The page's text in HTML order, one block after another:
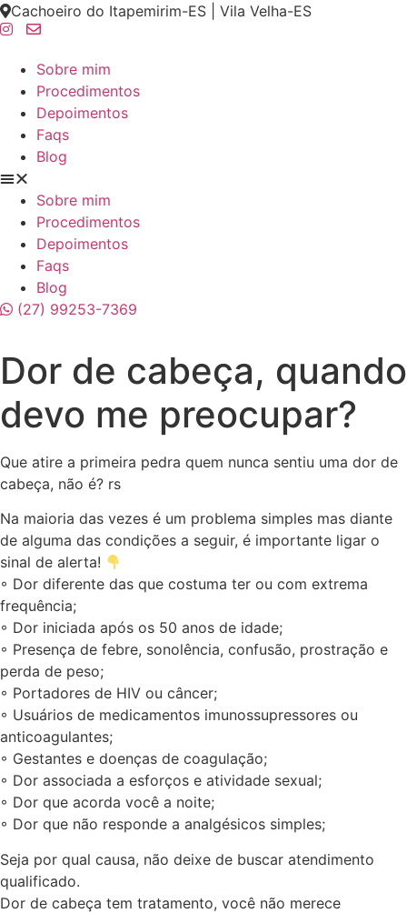
Skip
to
Cachoeiro do Itapemirim-ES | Vila Velha-ES
Sobre mim
Procedimentos
Depoimentos
Faqs
Blog
Sobre mim
Procedimentos
Depoimentos
Faqs
Blog
(27) 99253-7369
Dor de cabeça, quando
devo me preocupar?
Que atire a primeira pedra quem nunca sentiu uma dor de
cabeça, não é? rs
Na maioria das vezes é um problema simples mas diante
de alguma das condições a seguir, é importante ligar o
sinal de alerta!
◦ Dor diferente das que costuma ter ou com extrema
frequência;
◦ Dor iniciada após os 50 anos de idade;
◦ Presença de febre, sonolência, confusão, prostração e
perda de peso;
◦ Portadores de HIV ou câncer;
◦ Usuários de medicamentos imunossupressores ou
anticoagulantes;
◦ Gestantes e doenças de coagulação;
◦ Dor associada a esforços e atividade sexual;
◦ Dor que acorda você a noite;
◦ Dor que não responde a analgésicos simples;
Seja por qual causa, não deixe de buscar atendimento
qualificado.
Dor de cabeça tem tratamento, você não merece